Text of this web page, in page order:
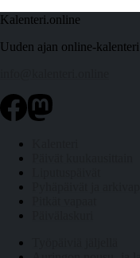
Kalenteri.online
Uuden ajan online-kalenteri